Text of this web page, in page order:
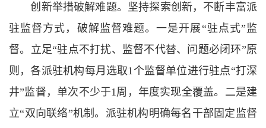
创新举措破解难题。坚持探索创新，不断丰富派
驻监督方式，破解监督难题。一是开展“驻点式”监
督。立足“驻点不打扰、监督不代替、问题必闭环”原
则，各派驻机构每月选取1个监督单位进行驻点“打深
井”监督，单次不少于1周，年度实现全覆盖。二是建
立“双向联络”机制。派驻机构明确每名干部固定监督